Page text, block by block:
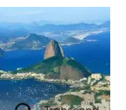
ao interesse chinês